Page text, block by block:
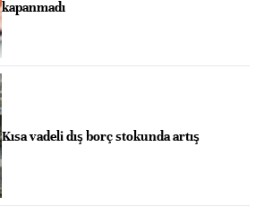
kapanmadı
Kısa vadeli dış borç stokunda artış